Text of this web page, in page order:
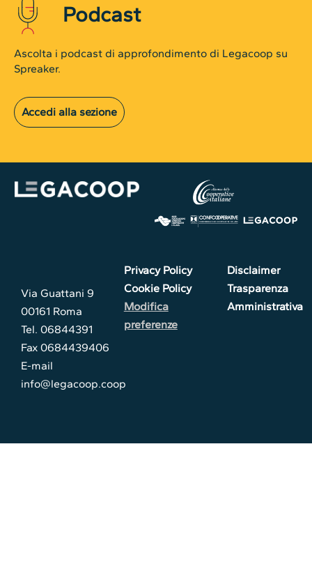
Podcast
Ascolta i podcast di approfondimento di Legacoop su
Spreaker.
Accedi alla sezione
Via Guattani 9
00161 Roma
Tel. 06844391
Fax 0684439406
E-mail
info@legacoop.coop
Privacy Policy
Cookie Policy
Modifica
preferenze
Disclaimer
Trasparenza
Amministrativa